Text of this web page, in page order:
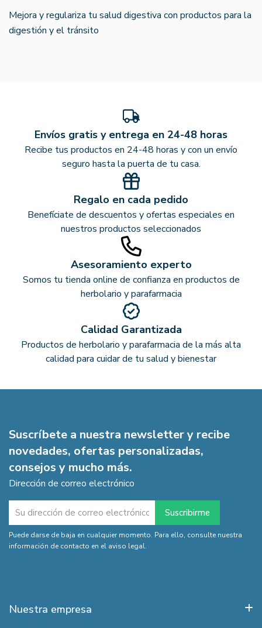
Mejora y regulariza tu salud digestiva con productos para la
digestión y el tránsito
Envíos gratis y entrega en 24-48 horas
Recibe tus productos en 24-48 horas y con un envío
seguro hasta la puerta de tu casa.
Regalo en cada pedido
Benefíciate de descuentos y ofertas especiales en
nuestros productos seleccionados
Asesoramiento experto
Somos tu tienda online de confianza en productos de
herbolario y parafarmacia
Calidad Garantizada
Productos de herbolario y parafarmacia de la más alta
calidad para cuidar de tu salud y bienestar
Suscríbete a nuestra newsletter y recibe
novedades, ofertas personalizadas,
consejos y mucho más.
Dirección de correo electrónico
Puede darse de baja en cualquier momento. Para ello, consulte nuestra
información de contacto en el aviso legal.
Nuestra empresa